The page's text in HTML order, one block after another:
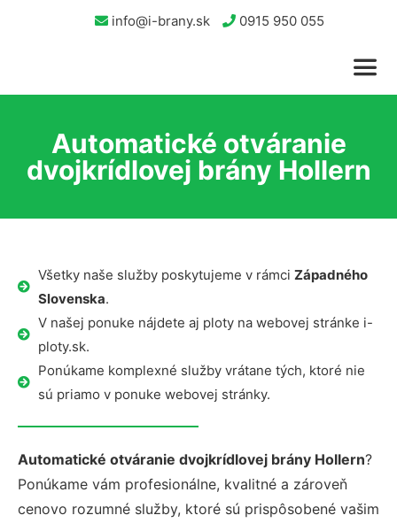
info@i-brany.sk 0915 950 055
Automatické otváranie
dvojkrídlovej brány Hollern
Všetky naše služby poskytujeme v rámci Západného
Slovenska.
V našej ponuke nájdete aj ploty na webovej stránke i-
ploty.sk.
Ponúkame komplexné služby vrátane tých, ktoré nie
sú priamo v ponuke webovej stránky.
Automatické otváranie dvojkrídlovej brány Hollern?
Ponúkame vám profesionálne, kvalitné a zároveň
cenovo rozumné služby, ktoré sú prispôsobené vašim